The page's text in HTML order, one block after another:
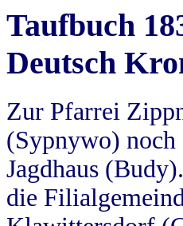
Taufbuch
Deutsch
Zur Pfarrei
(Sypnywo)
Jagdhaus
die